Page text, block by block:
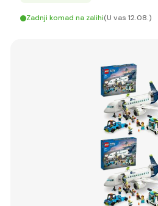
Zadnji komad na zalihi(U vas 12.08.)